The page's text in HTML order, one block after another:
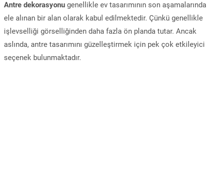
Antre dekorasyonu genellikle ev tasarımının son aşamalarında
ele alınan bir alan olarak kabul edilmektedir. Çünkü genellikle
işlevselliği görselliğinden daha fazla ön planda tutar. Ancak
aslında, antre tasarımını güzelleştirmek için pek çok etkileyici
seçenek bulunmaktadır.